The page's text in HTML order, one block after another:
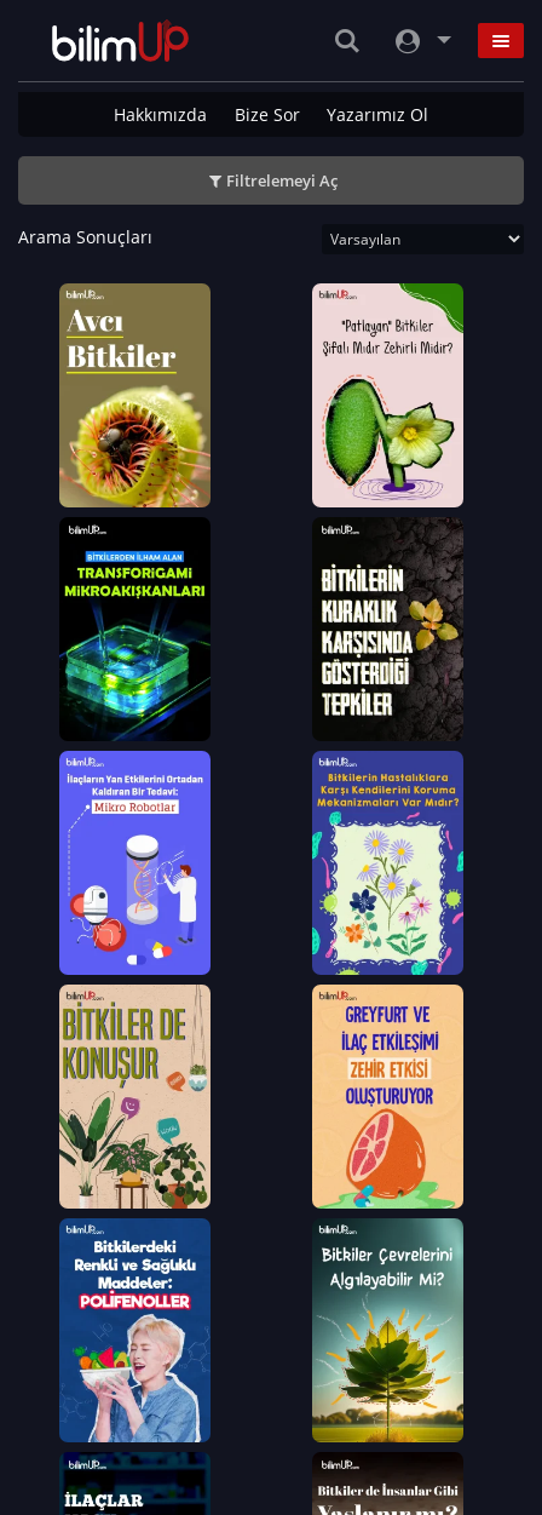
Hakkımızda Bize Sor Yazarımız Ol
Filtrelemeyi Aç
Arama Sonuçları